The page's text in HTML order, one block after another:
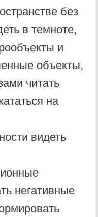
без
в темноте,
и
объекты,
читать
на
видеть
негативные